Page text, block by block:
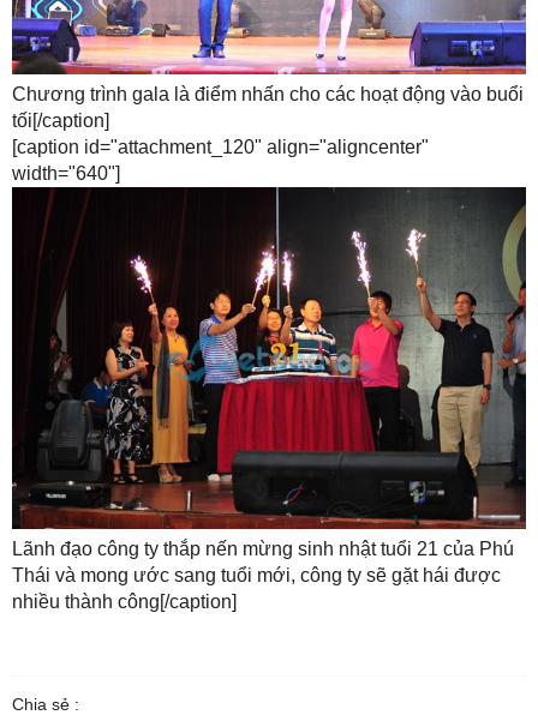
Chương trình gala là điểm nhấn cho các hoạt động vào buổi
tối[/caption]
[caption id="attachment_120" align="aligncenter"
width="640"]
Lãnh đạo công ty thắp nến mừng sinh nhật tuổi 21 của Phú
Thái và mong ước sang tuổi mới, công ty sẽ gặt hái được
nhiều thành công[/caption]
Chia sẻ :